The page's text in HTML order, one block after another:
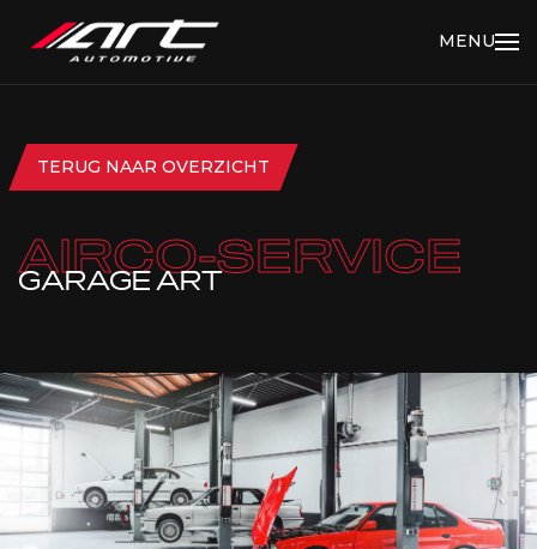
MENU
TERUG NAAR OVERZICHT
AIRCO-SERVICE
GARAGE ART